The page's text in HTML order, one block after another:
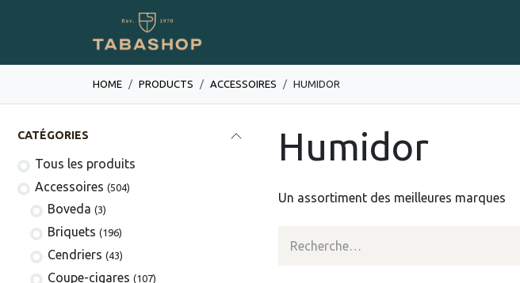
HOME PRODUCTS ​​​​​​​​​​ACCESSOIRES HUMIDOR
CATÉGORIES
Tous les produits
​​​​​​​​​​Accessoires (504)
Boveda (3)
​​​​Briquets (196)
Cendriers (43)
Coupe-cigares (107)
Humidor
Un assortiment des meilleures marques